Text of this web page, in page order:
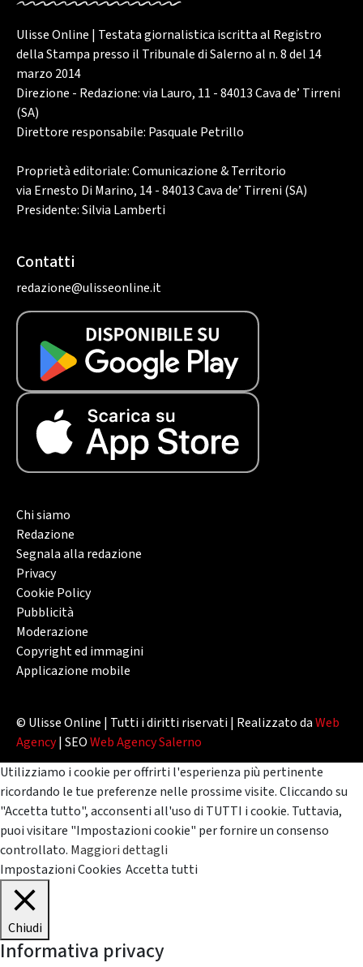
Ulisse Online | Testata giornalistica iscritta al Registro
della Stampa presso il Tribunale di Salerno al n. 8 del 14
marzo 2014
Direzione - Redazione: via Lauro, 11 - 84013 Cava de’ Tirreni
(SA)
Direttore responsabile: Pasquale Petrillo
Proprietà editoriale: Comunicazione & Territorio
via Ernesto Di Marino, 14 - 84013 Cava de’ Tirreni (SA)
Presidente: Silvia Lamberti
Contatti
redazione@ulisseonline.it
Chi siamo
Redazione
Segnala alla redazione
Privacy
Cookie Policy
Pubblicità
Moderazione
Copyright ed immagini
Applicazione mobile
© Ulisse Online | Tutti i diritti riservati | Realizzato daWeb
Agency| SEOWeb Agency Salerno
Utilizziamo i cookie per offrirti l'esperienza più pertinente
ricordando le tue preferenze nelle prossime visite. Cliccando su
"Accetta tutto", acconsenti all'uso di TUTTI i cookie. Tuttavia,
puoi visitare "Impostazioni cookie" per fornire un consenso
controllato. Maggiori dettagli
Impostazioni Cookies Accetta tutti
Chiudi
Informativa privacy